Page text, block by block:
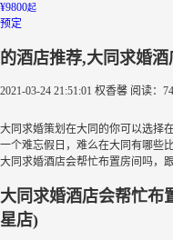
¥9800起
预定
的酒店推荐,大同求婚
2021-03-24 21:51:01 权香馨 阅读：
大同求婚策划在大同的你可以选择
一个难忘假日，难么在大同有哪些
大同求婚酒店会帮忙布置房间吗，
大同求婚酒店会帮忙布
星店)